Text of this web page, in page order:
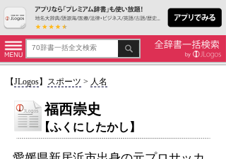
【JLogos】 スポーツ > 人名
福西崇史
【ふくにしたかし】